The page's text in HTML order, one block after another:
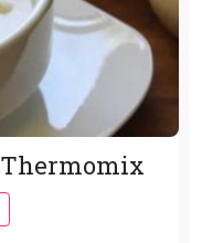
Thermomix